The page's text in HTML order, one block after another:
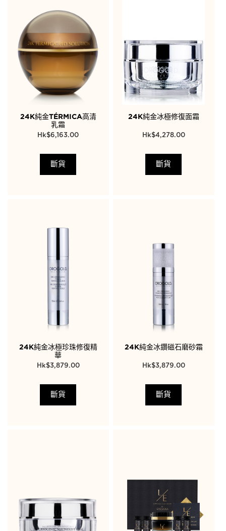
24K純金TÉRMICA高清
乳霜
$6,163.00
斷貨
24K純金冰極修復面霜
$4,278.00
斷貨
24K純金冰極珍珠修復精
華
$3,879.00
斷貨
24K純金冰鑽磁石磨砂霜
$3,879.00
斷貨